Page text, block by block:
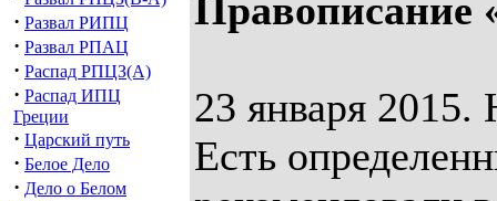
· Развал РИПЦ
· Развал РПАЦ
· Распад РПЦЗ(А)
· Распад ИПЦ
Греции
· Царский путь
· Белое Дело
· Дело о Белом
Правописание
23 января 2015.
Есть